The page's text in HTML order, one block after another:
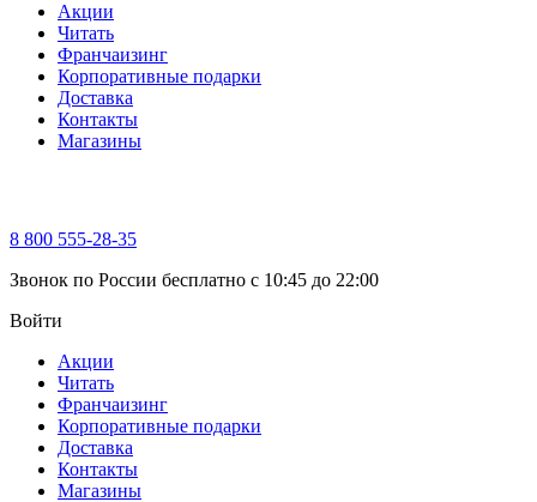
Акции
Читать
Франчаизинг
Корпоративные подарки
Доставка
Контакты
Магазины
8 800 555-28-35
Звонок по России бесплатно c 10:45 до 22:00
Войти
Акции
Читать
Франчаизинг
Корпоративные подарки
Доставка
Контакты
Магазины